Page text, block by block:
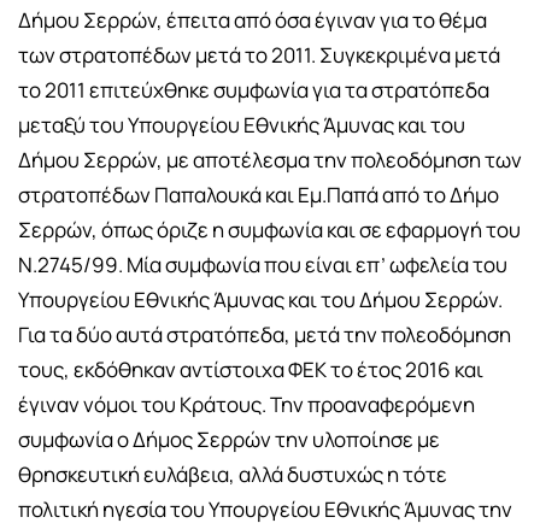
Δήμου Σερρών, έπειτα από όσα έγιναν για το θέμα
των στρατοπέδων μετά το 2011. Συγκεκριμένα μετά
το 2011 επιτεύχθηκε συμφωνία για τα στρατόπεδα
μεταξύ του Υπουργείου Εθνικής Άμυνας και του
Δήμου Σερρών, με αποτέλεσμα την πολεοδόμηση των
στρατοπέδων Παπαλουκά και Εμ.Παπά από το Δήμο
Σερρών, όπως όριζε η συμφωνία και σε εφαρμογή του
Ν.2745/99. Μία συμφωνία που είναι επ’ ωφελεία του
Υπουργείου Εθνικής Άμυνας και του Δήμου Σερρών.
Για τα δύο αυτά στρατόπεδα, μετά την πολεοδόμηση
τους, εκδόθηκαν αντίστοιχα ΦΕΚ το έτος 2016 και
έγιναν νόμοι του Κράτους. Την προαναφερόμενη
συμφωνία ο Δήμος Σερρών την υλοποίησε με
θρησκευτική ευλάβεια, αλλά δυστυχώς η τότε
πολιτική ηγεσία του Υπουργείου Εθνικής Άμυνας την